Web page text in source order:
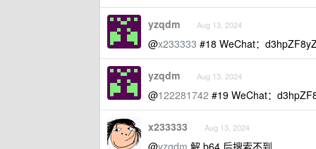
yzqdm Aug 13, 2024
@x233333 #18 WeChat：
yzqdm Aug 13, 2024
@122281742 #19 WeChat：
x233333 Aug 13, 2024
@yzqdm 解 b64 后搜索不到